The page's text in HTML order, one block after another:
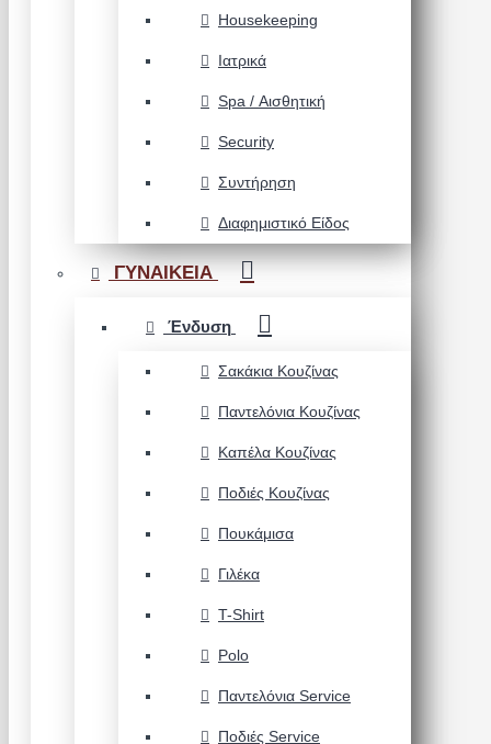
Housekeeping
Ιατρικά
Spa / Αισθητική
Security
Συντήρηση
Διαφημιστικό Είδος
ΓΥΝΑΙΚΕΙΑ
Ένδυση
Σακάκια Κουζίνας
Παντελόνια Κουζίνας
Καπέλα Κουζίνας
Ποδιές Κουζίνας
Πουκάμισα
Γιλέκα
T-Shirt
Polo
Παντελόνια Service
Ποδιές Service